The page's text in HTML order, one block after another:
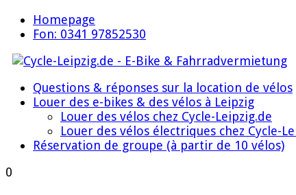
Homepage
Fon: 0341 97852530
Questions & réponses sur la location de vélos
Louer des e-bikes & des vélos à Leipzig
Louer des vélos chez Cycle-Leipzig.de
Louer des vélos électriques chez Cycle-
Réservation de groupe (à partir de 10 vélos)
0